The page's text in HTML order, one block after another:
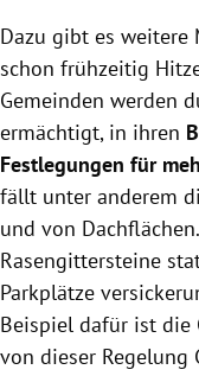
Dazu gibt es weitere
schon frühzeitig
Gemeinden werden
ermächtigt, in ihren
Festlegungen für
fällt unter anderem
und von
Rasengittersteine
Parkplätze
Beispiel dafür ist die
von dieser Regelung